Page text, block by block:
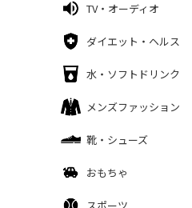
TV・オーディオ
ダイエット・ヘルス
水・ソフトドリンク
メンズファッション
靴・シューズ
おもちゃ